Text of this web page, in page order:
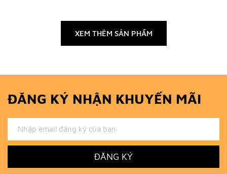
XEM THÊM SẢN PHẨM
ĐĂNG KÝ NHẬN KHUYẾN MÃI
ĐĂNG KÝ